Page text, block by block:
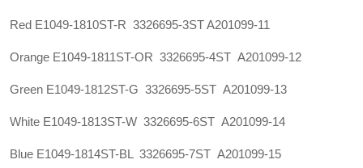
Red E1049-1810ST-R 3326695-3ST A201099-11
Orange E1049-1811ST-OR 3326695-4ST A201099-12
Green E1049-1812ST-G 3326695-5ST A201099-13
White E1049-1813ST-W 3326695-6ST A201099-14
Blue E1049-1814ST-BL 3326695-7ST A201099-15